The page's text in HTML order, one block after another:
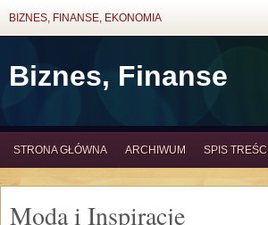
BIZNES, FINANSE, EKONOMIA
Biznes, Finanse
STRONA GŁÓWNA ARCHIWUM SPIS TREŚCI
Moda i Inspiracje